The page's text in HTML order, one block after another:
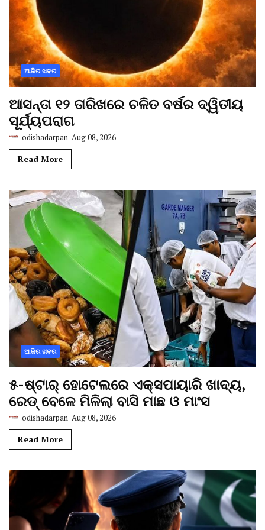
ଆଜିର ଖବର
ଆସନ୍ତା ୧୨ ତାରିଖରେ ଚଳିତ ବର୍ଷର ଦ୍ୱିତୀୟ
ସୂର୍ଯ୍ୟପରାଗ
odishadarpan Aug 08, 2026
Read More
ଆଜିର ଖବର
୫-ଷ୍ଟାର୍ ହୋଟେଲରେ ଏକ୍ସପାୟାରି ଖାଦ୍ୟ,
ରେଡ୍ ବେଳେ ମିଳିଲା ବାସି ମାଛ ଓ ମାଂସ
odishadarpan Aug 08, 2026
Read More